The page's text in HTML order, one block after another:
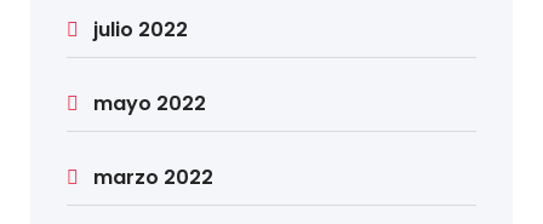
julio 2022
mayo 2022
marzo 2022